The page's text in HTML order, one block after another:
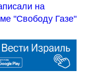
на
"Свободу Газе"